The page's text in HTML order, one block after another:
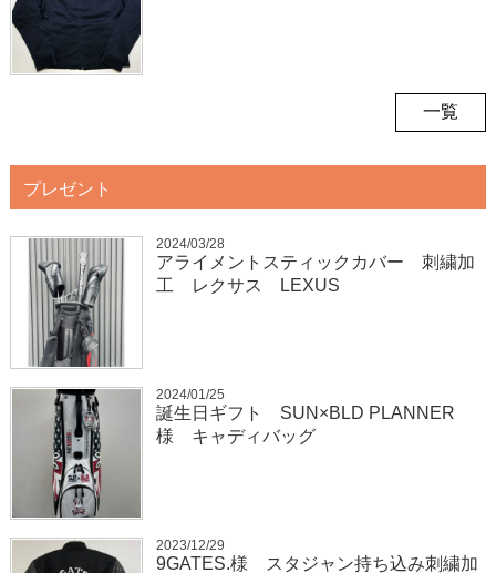
一覧
プレゼント
2024/03/28
アライメントスティックカバー 刺繍加
工 レクサス LEXUS
2024/01/25
誕生日ギフト SUN×BLD PLANNER
様 キャディバッグ
2023/12/29
9GATES.様 スタジャン持ち込み刺繍加